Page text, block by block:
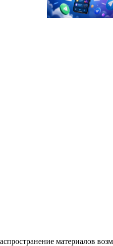
материалов